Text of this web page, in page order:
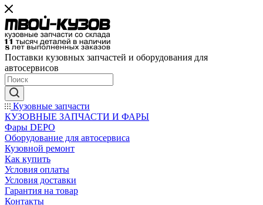
Поставки кузовных запчастей и оборудования для
автосервисов
Кузовные запчасти
КУЗОВНЫЕ ЗАПЧАСТИ И ФАРЫ
Фары DEPO
Оборудование для автосервиса
Кузовной ремонт
Как купить
Условия оплаты
Условия доставки
Гарантия на товар
Контакты